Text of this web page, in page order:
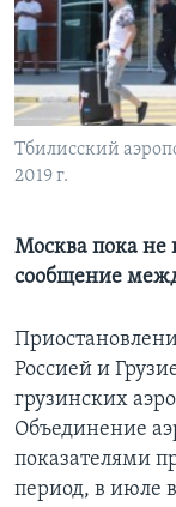
Learning English
СОЦИАЛЬНЫЕ СЕТИ
Тбилисский
2019 г.
Москва пока не
сообщение
Россией и
грузинских
Объединение
показателями
период, в июле